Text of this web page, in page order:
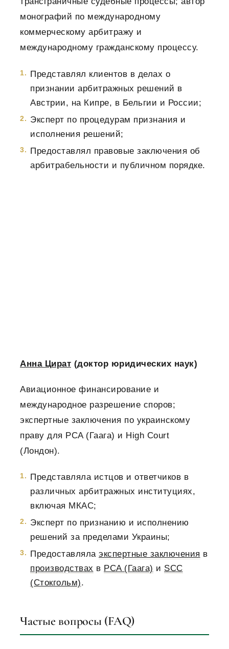
монографий по международному
коммерческому арбитражу и
международному гражданскому процессу.
Представлял клиентов в делах о
признании арбитражных решений в
Австрии, на Кипре, в Бельгии и России;
Эксперт по процедурам признания и
исполнения решений;
Предоставлял правовые заключения об
арбитрабельности и публичном порядке.
Анна Цират (доктор юридических наук)
Авиационное финансирование и
международное разрешение споров;
экспертные заключения по украинскому
праву для PCA (Гаага) и High Court
(Лондон).
Представляла истцов и ответчиков в
различных арбитражных институциях,
включая МКАС;
Эксперт по признанию и исполнению
решений за пределами Украины;
Предоставляла экспертные заключения в
производствах в PCA (Гаага) и SCC
(Стокгольм).
Частые вопросы (FAQ)